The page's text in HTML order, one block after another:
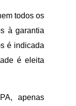
todos os
à garantia
é indicada
é eleita
apenas